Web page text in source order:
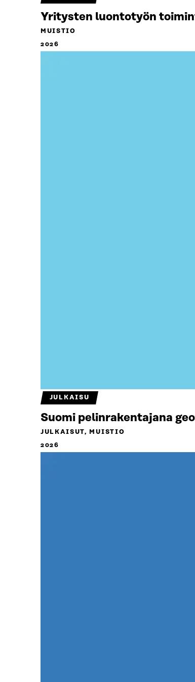
Yritysten luontotyön
MUISTIO
2026
JULKAISU
Suomi pelinrakentajana
JULKAISUT, MUISTIO
2026